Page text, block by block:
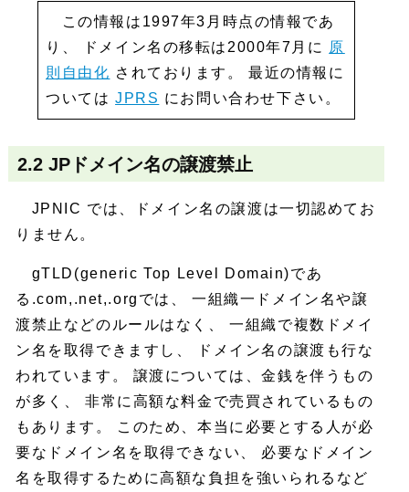
この情報は1997年3月時点の情報であ
り、 ドメイン名の移転は2000年7月に
原
則自由化 されております。 最近の情報に
ついてはJPRS にお問い合わせ下さい。
2.2 JPドメイン名の譲渡禁止
JPNIC では、ドメイン名の譲渡は一切認めてお
りません。
gTLD(generic Top Level Domain)であ
る.com,.net,.orgでは、 一組織一ドメイン名や譲
渡禁止などのルールはなく、 一組織で複数ドメイ
ン名を取得できますし、 ドメイン名の譲渡も行な
われています。 譲渡については、金銭を伴うもの
が多く、 非常に高額な料金で売買されているもの
もあります。 このため、本当に必要とする人が必
要なドメイン名を取得できない、 必要なドメイン
名を取得するために高額な負担を強いられるなど